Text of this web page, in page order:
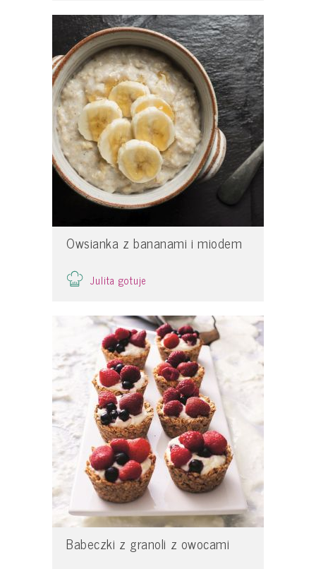
Owsianka z bananami i miodem
Julita gotuje
Babeczki z granoli z owocami